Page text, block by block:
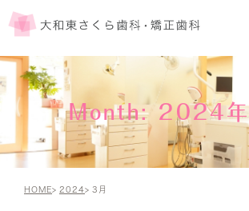
Month: 2024年
HOME 2024 3月